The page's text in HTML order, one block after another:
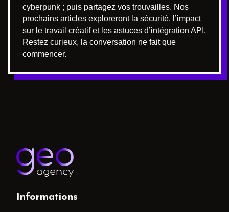
cyberpunk ; puis partagez vos trouvailles. Nos
prochains articles exploreront la sécurité, l’impact
sur le travail créatif et les astuces d’intégration API.
Restez curieux, la conversation ne fait que
commencer.
Informations